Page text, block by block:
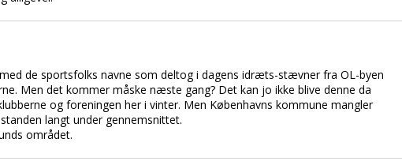
de sportsfolks navne som deltog i dagens idræts-stævner fra OL-byen
Men det kommer måske næste gang? Det kan jo ikke blive denne da
og foreningen her i vinter. Men Københavns kommune mangler
langt under gennemsnittet.
området.